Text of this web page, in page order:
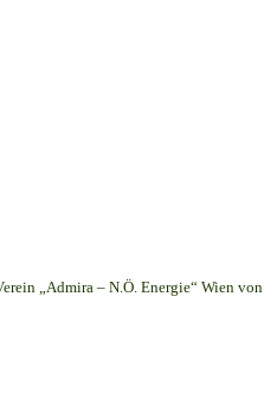
„Admira – N.Ö. Energie“ Wien von